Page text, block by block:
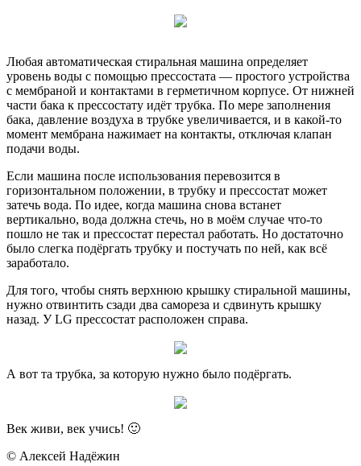
Любая автоматическая стиральная машина определяет
уровень воды с помощью прессостата — простого устройства
с мембраной и контактами в герметичном корпусе. От нижней
части бака к прессостату идёт трубка. По мере заполнения
бака, давление воздуха в трубке увеличивается, и в какой-то
момент мембрана нажимает на контакты, отключая клапан
подачи воды.
Если машина после использования перевозится в
горизонтальном положении, в трубку и прессостат может
затечь вода. По идее, когда машина снова встанет
вертикально, вода должна стечь, но в моём случае что-то
пошло не так и прессостат перестал работать. Но достаточно
было слегка подёргать трубку и постучать по ней, как всё
заработало.
Для того, чтобы снять верхнюю крышку стиральной машины,
нужно отвинтить сзади два самореза и сдвинуть крышку
назад. У LG прессостат расположен справа.
А вот та трубка, за которую нужно было подёргать.
Век живи, век учись! 🙂
© Алексей Надёжин